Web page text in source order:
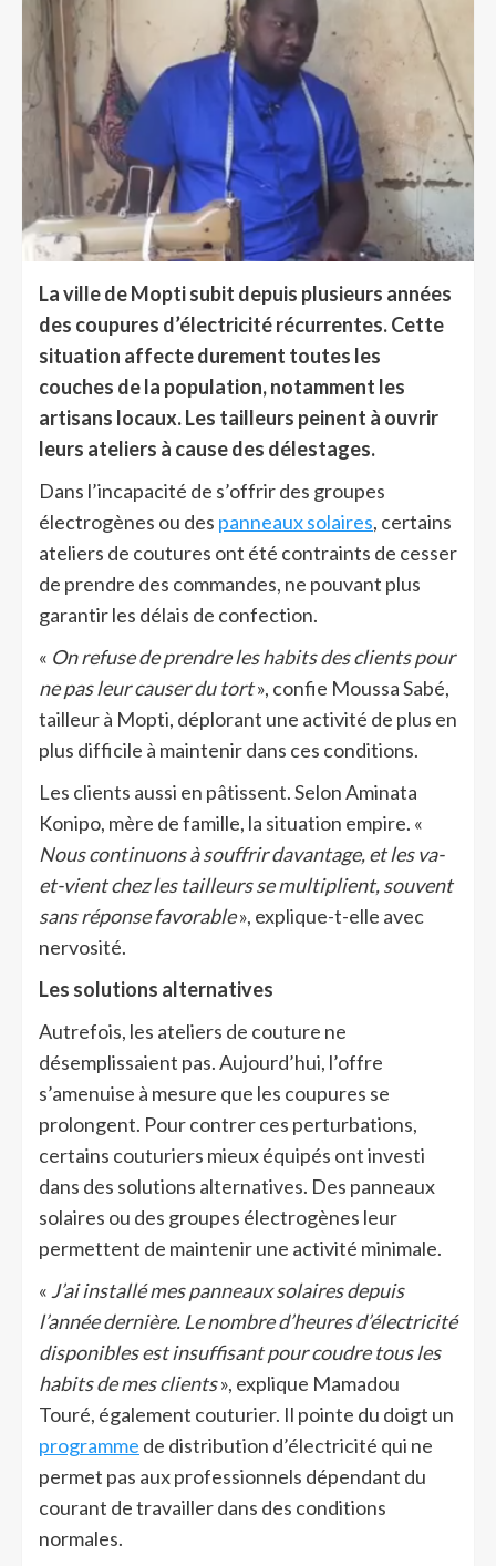
La ville de Mopti subit depuis plusieurs années
des coupures d’électricité récurrentes. Cette
situation affecte durement toutes les
couches de la population, notamment les
artisans locaux. Les tailleurs peinent à ouvrir
leurs ateliers à cause des délestages.
Dans l’incapacité de s’offrir des groupes
électrogènes ou des panneaux solaires, certains
ateliers de coutures ont été contraints de cesser
de prendre des commandes, ne pouvant plus
garantir les délais de confection.
« On refuse de prendre les habits des clients pour
ne pas leur causer du tort», confie Moussa Sabé,
tailleur à Mopti, déplorant une activité de plus en
plus difficile à maintenir dans ces conditions.
Les clients aussi en pâtissent. Selon Aminata
Konipo, mère de famille, la situation empire. «
Nous continuons à souffrir davantage, et les va-
et-vient chez les tailleurs se multiplient, souvent
sans réponse favorable», explique-t-elle avec
nervosité.
Les solutions alternatives
Autrefois, les ateliers de couture ne
désemplissaient pas. Aujourd’hui, l’offre
s’amenuise à mesure que les coupures se
prolongent. Pour contrer ces perturbations,
certains couturiers mieux équipés ont investi
dans des solutions alternatives. Des panneaux
solaires ou des groupes électrogènes leur
permettent de maintenir une activité minimale.
« J’ai installé mes panneaux solaires depuis
l’année dernière. Le nombre d’heures d’électricité
disponibles est insuffisant pour coudre tous les
habits de mes clients», explique Mamadou
Touré, également couturier. Il pointe du doigt un
programme de distribution d’électricité qui ne
permet pas aux professionnels dépendant du
courant de travailler dans des conditions
normales.